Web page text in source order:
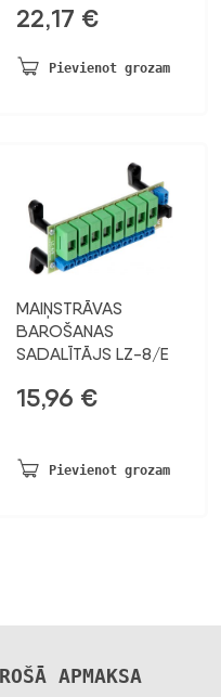
22,17 €
Pievienot grozam
MAIŅSTRĀVAS
BAROŠANAS
SADALĪTĀJS LZ-8/E
15,96 €
Pievienot grozam
APMAKSA